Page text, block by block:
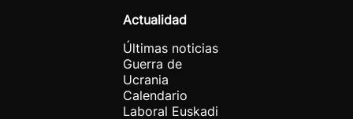
Actualidad
Últimas noticias
Guerra de
Ucrania
Calendario
Laboral Euskadi